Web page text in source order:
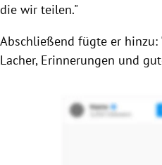
die wir teilen."
Abschließend fügte er hinzu:
Lacher, Erinnerungen und